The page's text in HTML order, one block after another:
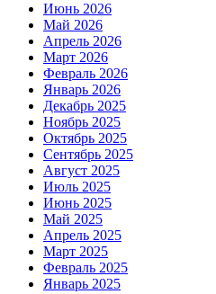
Июнь 2026
Май 2026
Апрель 2026
Март 2026
Февраль 2026
Январь 2026
Декабрь 2025
Ноябрь 2025
Октябрь 2025
Сентябрь 2025
Август 2025
Июль 2025
Июнь 2025
Май 2025
Апрель 2025
Март 2025
Февраль 2025
Январь 2025